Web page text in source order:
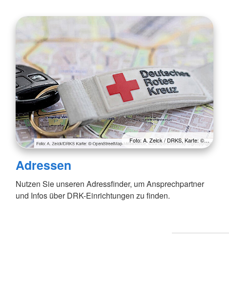
Foto: A. Zelck / DRKS, Karte: ©…
Adressen
Nutzen Sie unseren Adressfinder, um Ansprechpartner
und Infos über DRK-Einrichtungen zu finden.